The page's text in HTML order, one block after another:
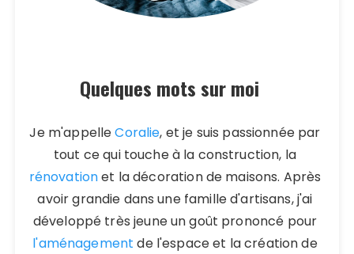
Quelques mots sur moi
Je m'appelleCoralie, et je suis passionnée par
tout ce qui touche à la construction, la
rénovationet la décoration de maisons. Après
avoir grandie dans une famille d'artisans, j'ai
développé très jeune un goût prononcé pour
l'aménagement de l'espace et la création de